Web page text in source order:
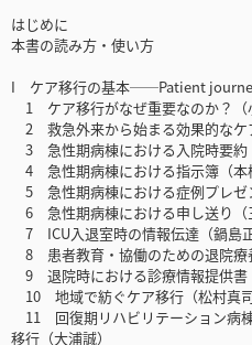
はじめに
本書の読み方・使い方
I ケア移行の基本──Patient
1 ケア移⾏がなぜ重要なのか？（
2 救急外来から始まる効果的なケ
3 急性期病棟における入院時要約
4 急性期病棟における指示簿（本
5 急性期病棟における症例プレゼ
6 急性期病棟における申し送り（
7 ICU入退室時の情報伝達（鍋島正
8 患者教育・協働のための退院療
9 退院時における診療情報提供書
10 地域で紡ぐケア移行（松村真司
11 回復期リハビリテーション病
移行（大浦誠）